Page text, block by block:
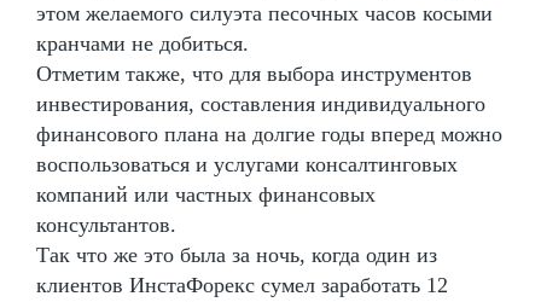
этом желаемого силуэта песочных часов косыми
кранчами не добиться.
Отметим также, что для выбора инструментов
инвестирования, составления индивидуального
финансового плана на долгие годы вперед можно
воспользоваться и услугами консалтинговых
компаний или частных финансовых
консультантов.
Так что же это была за ночь, когда один из
клиентов ИнстаФорекс сумел заработать 12